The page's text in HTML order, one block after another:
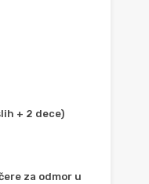
+ 2 dece)
za odmor u